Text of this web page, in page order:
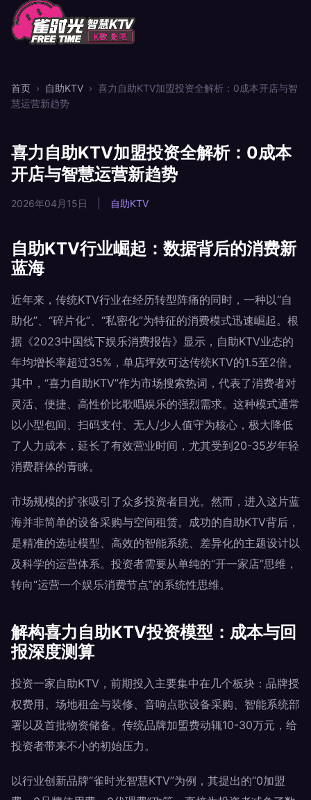
首页 › 自助KTV › 喜力自助KTV加盟投资全解析：0成本开店与智
慧运营新趋势
喜力自助KTV加盟投资全解析：0成本
开店与智慧运营新趋势
2026年04月15日 自助KTV
自助KTV行业崛起：数据背后的消费新
蓝海
近年来，传统KTV行业在经历转型阵痛的同时，一种以“自
助化”、“碎片化”、“私密化”为特征的消费模式迅速崛起。根
据《2023中国线下娱乐消费报告》显示，自助KTV业态的
年均增长率超过35%，单店坪效可达传统KTV的1.5至2倍。
其中，“喜力自助KTV”作为市场搜索热词，代表了消费者对
灵活、便捷、高性价比歌唱娱乐的强烈需求。这种模式通常
以小型包间、扫码支付、无人/少人值守为核心，极大降低
了人力成本，延长了有效营业时间，尤其受到20-35岁年轻
消费群体的青睐。
市场规模的扩张吸引了众多投资者目光。然而，进入这片蓝
海并非简单的设备采购与空间租赁。成功的自助KTV背后，
是精准的选址模型、高效的智能系统、差异化的主题设计以
及科学的运营体系。投资者需要从单纯的“开一家店”思维，
转向“运营一个娱乐消费节点”的系统性思维。
解构喜力自助KTV投资模型：成本与回
报深度测算
投资一家自助KTV，前期投入主要集中在几个板块：品牌授
权费用、场地租金与装修、音响点歌设备采购、智能系统部
署以及首批物资储备。传统品牌加盟费动辄10-30万元，给
投资者带来不小的初始压力。
以行业创新品牌“雀时光智慧KTV”为例，其提出的“0加盟